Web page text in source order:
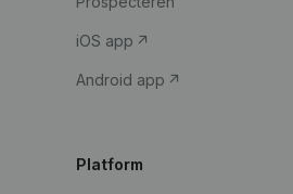
iOS app
Android app
Platform